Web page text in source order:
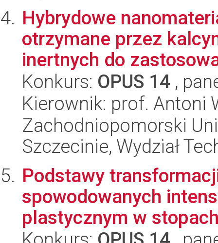
Hybrydowe
otrzymane przez
inertnych do
Konkurs: OPUS 14 ,
Kierownik: prof. Antoni
Zachodniopomorski
Szczecinie, Wydział
Podstawy
spowodowanych
plastycznym w